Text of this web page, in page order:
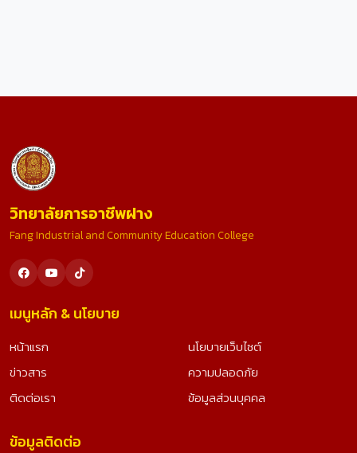
วิทยาลัยการอาชีพฝาง
Fang Industrial and Community Education College
เมนูหลัก & นโยบาย
หน้าแรก
ข่าวสาร
ติดต่อเรา
นโยบายเว็บไซต์
ความปลอดภัย
ข้อมูลส่วนบุคคล
ข้อมูลติดต่อ